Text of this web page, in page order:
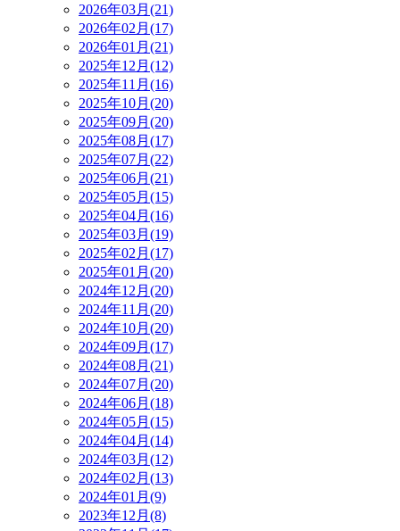
2026年03月(21)
2026年02月(17)
2026年01月(21)
2025年12月(12)
2025年11月(16)
2025年10月(20)
2025年09月(20)
2025年08月(17)
2025年07月(22)
2025年06月(21)
2025年05月(15)
2025年04月(16)
2025年03月(19)
2025年02月(17)
2025年01月(20)
2024年12月(20)
2024年11月(20)
2024年10月(20)
2024年09月(17)
2024年08月(21)
2024年07月(20)
2024年06月(18)
2024年05月(15)
2024年04月(14)
2024年03月(12)
2024年02月(13)
2024年01月(9)
2023年12月(8)